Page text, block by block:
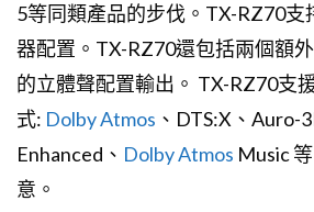
5等同類產品的步伐。TX-RZ70支
器配置。TX-RZ70還包括兩個額
的立體聲配置輸出。 TX-RZ70支
式: Dolby Atmos 、DTS:X、Auro-
Enhanced、 Dolby Atmos Music
意。